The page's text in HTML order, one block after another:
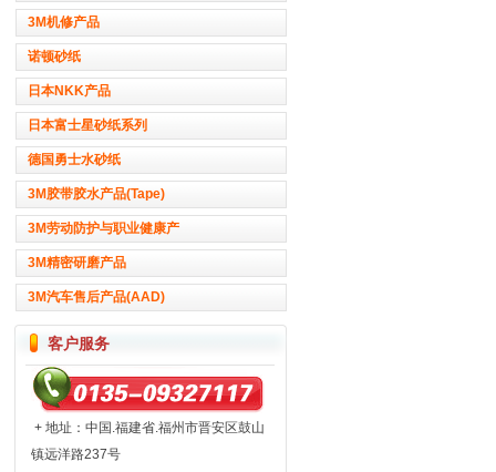
3M机修产品
诺顿砂纸
日本NKK产品
日本富士星砂纸系列
德国勇士水砂纸
3M胶带胶水产品(Tape)
3M劳动防护与职业健康产
3M精密研磨产品
3M汽车售后产品(AAD)
客户服务
+ 地址：中国.福建省.福州市晋安区鼓山
镇远洋路237号